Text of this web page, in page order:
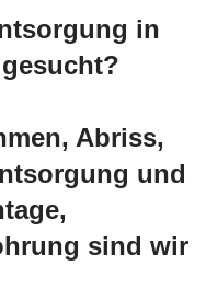
in
Abriss,
und
sind wir